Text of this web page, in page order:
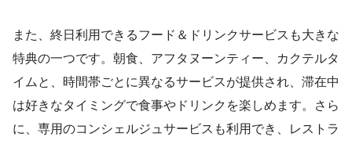
また、終日利用できるフード＆ドリンクサービスも大きな
特典の一つです。朝食、アフタヌーンティー、カクテルタ
イムと、時間帯ごとに異なるサービスが提供され、滞在中
は好きなタイミングで食事やドリンクを楽しめます。さら
に、専用のコンシェルジュサービスも利用でき、レストラ